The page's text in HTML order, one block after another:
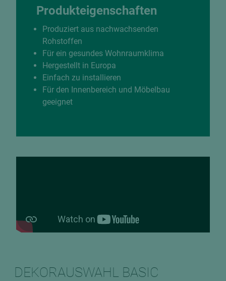
Produkteigenschaften
Produziert aus nachwachsenden
Rohstoffen
Für ein gesundes Wohnraumklima
Hergestellt in Europa
Einfach zu installieren
Für den Innenbereich und Möbelbau
geeignet
DEKORAUSWAHL BASIC